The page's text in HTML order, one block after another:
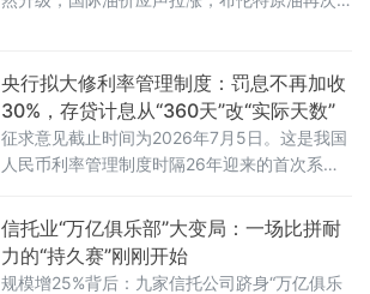
人养老金开户人，终于可以用"养老钱"买国债
需基本面，成为主导价格的核心变量。6月10
日，国际原油市场经历了一场“双重驱动”的剧烈
波动。当日早盘，受美军对伊朗发动新一轮空
袭消息影响，WTI原油期货价格上涨1.63%，布
央行拟大修利率管理制度：罚息不再加收
30%，存贷计息从“360天”改“实际天数”
征求意见截止时间为2026年7月5日。这是我国
人民币利率管理制度时隔26年迎来的首次系统
贷款利率管理，明确央行与金融机构的职责，
同时整合散落在多份老旧规
信托业“万亿俱乐部”大变局：一场比拼耐
力的“持久赛”刚刚开始
规模增25%背后：九家信托公司跻身“万亿俱乐